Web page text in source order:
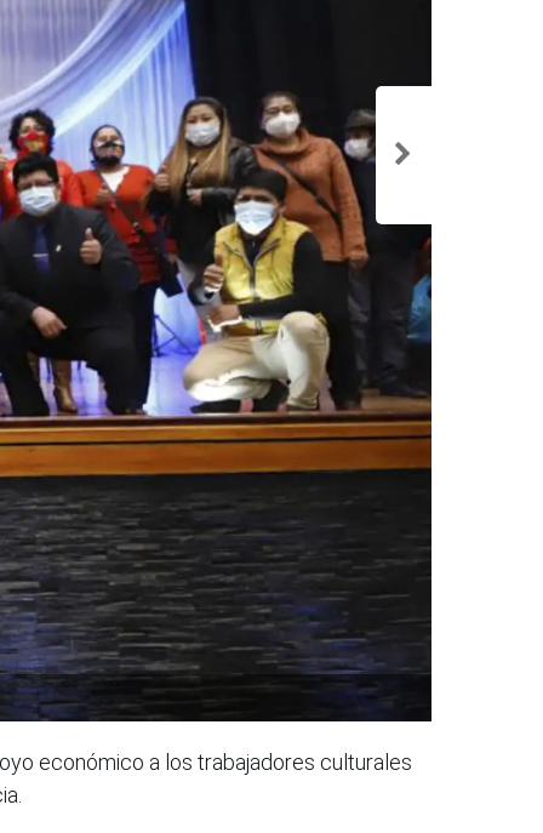
económico a los trabajadores culturales